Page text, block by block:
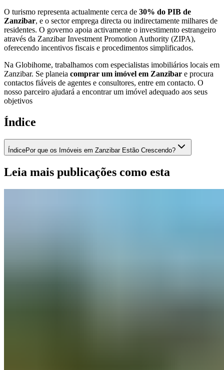
O turismo representa actualmente cerca de 30% do PIB de
Zanzibar, e o sector emprega directa ou indirectamente milhares de
residentes. O governo apoia activamente o investimento estrangeiro
através da Zanzibar Investment Promotion Authority (ZIPA),
oferecendo incentivos fiscais e procedimentos simplificados.
Na Globihome, trabalhamos com especialistas imobiliários locais em
Zanzibar. Se planeia comprar um imóvel em Zanzibar e procura
contactos fiáveis de agentes e consultores, entre em contacto. O
nosso parceiro ajudará a encontrar um imóvel adequado aos seus
objetivos
Índice
ÍndicePor que os Imóveis em Zanzibar Estão Crescendo?
Leia mais publicações como esta